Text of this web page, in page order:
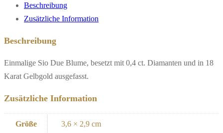
Beschreibung
Zusätzliche Information
Beschreibung
Einmalige Sio Due Blume, besetzt mit 0,4 ct. Diamanten und in 18
Karat Gelbgold ausgefasst.
Zusätzliche Information
Größe 3,6 × 2,9 cm